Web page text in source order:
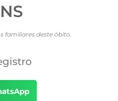
familiares deste óbito.